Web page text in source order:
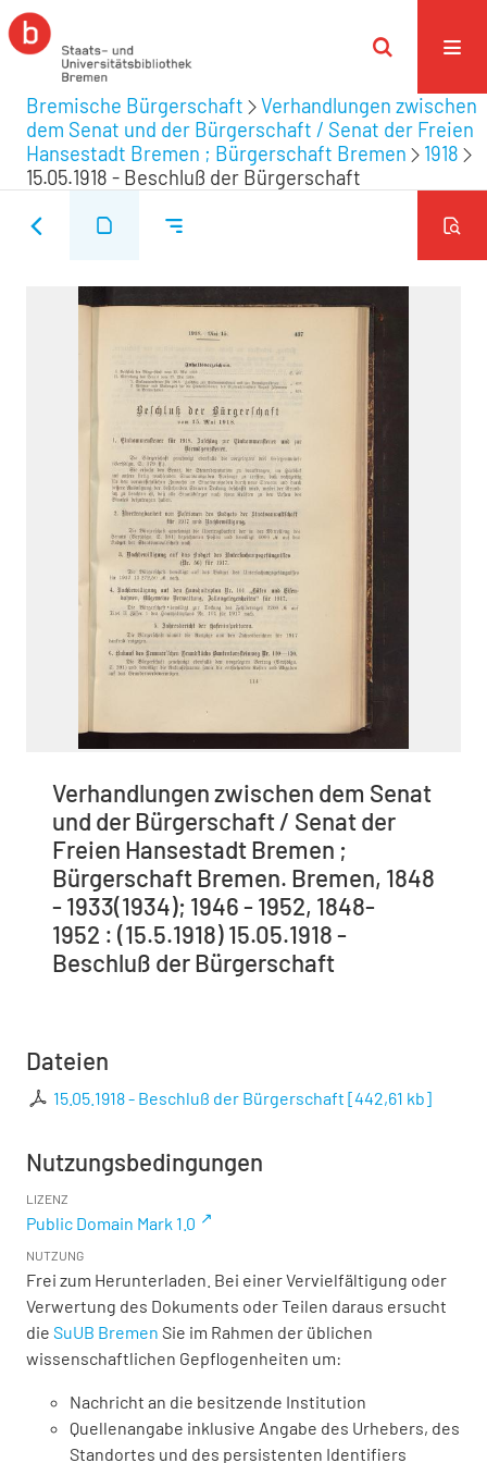
Bremische Bürgerschaft
Verhandlungen zwischen
dem Senat und der Bürgerschaft / Senat der Freien
Hansestadt Bremen ; Bürgerschaft Bremen
1918
15.05.1918 - Beschluß der Bürgerschaft
Verhandlungen zwischen dem Senat
und der Bürgerschaft / Senat der
Freien Hansestadt Bremen ;
Bürgerschaft Bremen. Bremen, 1848
- 1933(1934); 1946 - 1952, 1848-
1952 : (15.5.1918) 15.05.1918 -
Beschluß der Bürgerschaft
Dateien
15.05.1918 - Beschluß der Bürgerschaft [442,61 kb]
Nutzungsbedingungen
LIZENZ
Public Domain Mark 1.0
NUTZUNG
Frei zum Herunterladen. Bei einer Vervielfältigung oder
Verwertung des Dokuments oder Teilen daraus ersucht
die SuUB Bremen Sie im Rahmen der üblichen
wissenschaftlichen Gepflogenheiten um:
Nachricht an die besitzende Institution
Quellenangabe inklusive Angabe des Urhebers, des
Standortes und des persistenten Identifiers